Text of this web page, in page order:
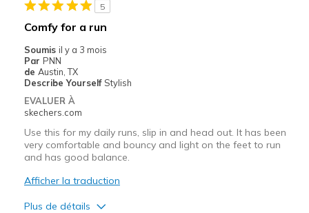
Les meilleures utilisations
Travel
Width
Sizing
View On Shoes
Shoes are for Wearing
5
Comfy for a run
Soumis il y a 3 mois
Par PNN
de Austin, TX
Describe Yourself Stylish
EVALUER À
skechers.com
Use this for my daily runs, slip in and head out. It has been
very comfortable and bouncy and light on the feet to run
and has good balance.
Afficher la traduction
Plus de détails